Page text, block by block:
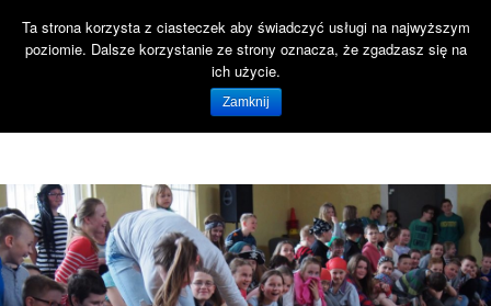
Witaj na stronie SP47 Gdańsk!
Ta strona korzysta z ciasteczek aby świadczyć usługi na najwyższym
poziomie. Dalsze korzystanie ze strony oznacza, że zgadzasz się na
ich użycie.
Zamknij